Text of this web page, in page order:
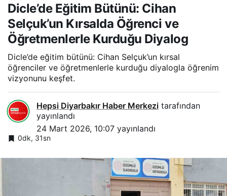
Dicle’de Eğitim Bütünü: Cihan
Selçuk’un Kırsalda Öğrenci ve
Öğretmenlerle Kurduğu Diyalog
Dicle’de eğitim bütünü: Cihan Selçuk’un kırsal
öğrenciler ve öğretmenlerle kurduğu diyalogla öğrenim
vizyonunu keşfet.
Hepsi Diyarbakır Haber Merkezi tarafından
yayınlandı
24 Mart 2026, 10:07 yayınlandı
0dk, 31sn